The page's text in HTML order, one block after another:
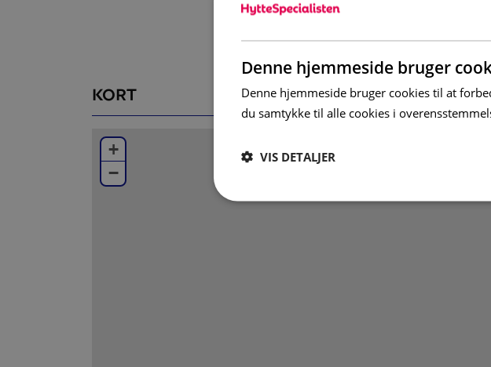
Altan i öst (skottas ej) Skidförråd finns i anslutning till stugan.
motorvärmare.
Som standard hos oss finns en barnstol och en barnsäng i varje
kudde ingår ej i barnsängen). Önskar du flera kan du boka och
helt kostnadsfritt.
KORT
+
−
Denne hjemmeside bruger
Denne hjemmeside bruger cookies til at
du samtykke til alle cookies i
VIS DETALJER